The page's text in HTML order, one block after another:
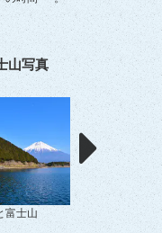
山写真
富士山 裾野からの富士山